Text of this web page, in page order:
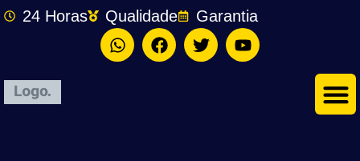
24 Horas Qualidade Garantia